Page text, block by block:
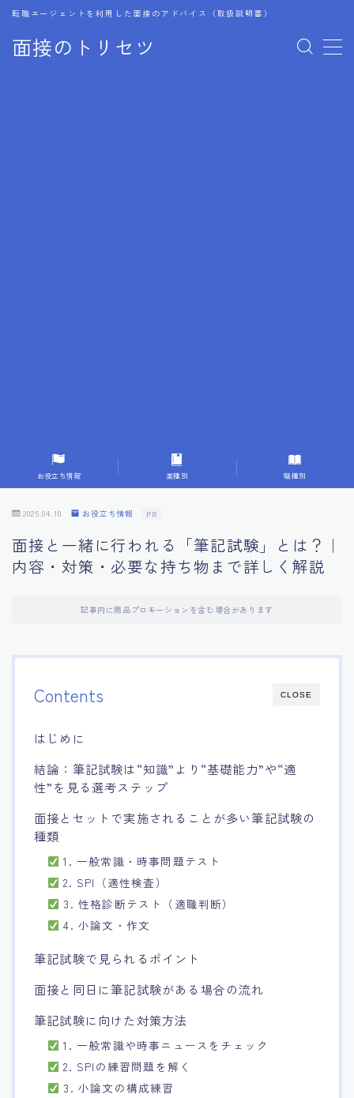
面接のトリセツ
転職エージェントを利用した面接のアドバイス（取扱説明書）
MENU
9.面接での落とし穴とその対策
10.フィードバックを活用する方法
11.オンライン面接の成功への鍵
14.キャリアアップのための面接戦略
15.職場適応力をアピールする方法
16.エージェントと良好な関係を築く方法
17.面接でブランクを効果的に伝える方法
18.転職後の職場に適応するためのヒント
お役立ち情報 業種別 職種別
2025.04.10 お役立ち情報 PR
面接と一緒に行われる「筆記試験」とは？｜
内容・対策・必要な持ち物まで詳しく解説
記事内に商品プロモーションを含む場合があります
CLOSE
Contents
はじめに
結論：筆記試験は“知識”より“基礎能力”や“適
性”を見る選考ステップ
面接とセットで実施されることが多い筆記試験の
種類
1. 一般常識・時事問題テスト
2. SPI（適性検査）
3. 性格診断テスト（適職判断）
4. 小論文・作文
筆記試験で見られるポイント
面接と同日に筆記試験がある場合の流れ
筆記試験に向けた対策方法
1. 一般常識や時事ニュースをチェック
2. SPIの練習問題を解く
3. 小論文の構成練習